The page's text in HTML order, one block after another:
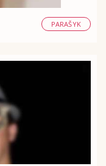
PARAŠYK